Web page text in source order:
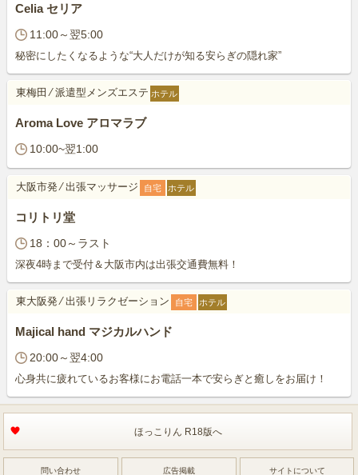
Celia セリア
11:00～翌5:00
秘密にしたくなるような“大人だけが知る安らぎの隠れ家”
東梅田 ⁄派遣型メンズエステ ホテル
Aroma Love アロマラブ
10:00~翌1:00
大阪市発 ⁄出張マッサージ ホテル
自宅
コリトリ堂
18：00～ラスト
深夜4時まで受付＆大阪市内は出張交通費無料！
東大阪発⁄出張リラクゼーション ホテル
自宅
Majical hand マジカルハンド
20:00～翌4:00
心身共に疲れているお客様にお電話一本で安らぎと癒しをお届け！
ほっこりん R18版へ
問い合わせ 広告掲載 サイトについて